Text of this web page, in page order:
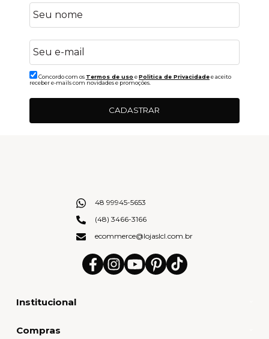
Concordo com os Termos de uso ePolitica de Privacidadee aceito
receber e-mails com novidades e promoções.
CADASTRAR
Institucional
Compras
48 99945-5653
(48) 3466-3166
ecommerce@lojaslcl.com.br